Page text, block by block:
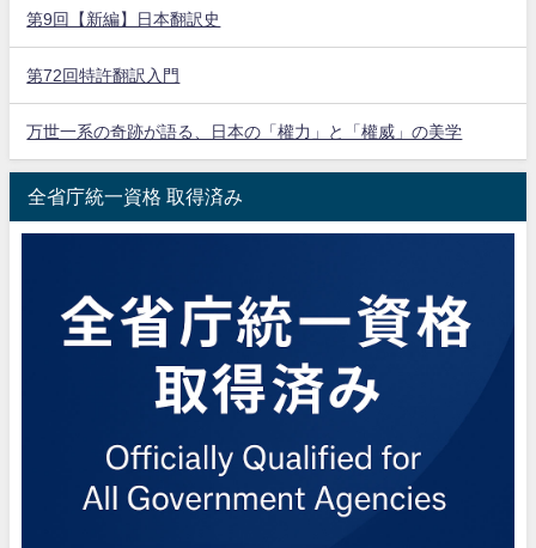
第9回【新編】日本翻訳史
第72回特許翻訳入門
万世一系の奇跡が語る、日本の「權力」と「權威」の美学
全省庁統一資格 取得済み